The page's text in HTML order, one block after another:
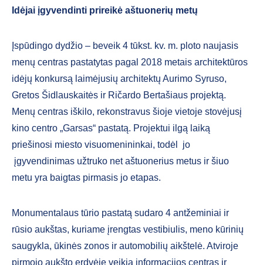
Idėjai įgyvendinti prireikė aštuonerių metų
Įspūdingo dydžio – beveik 4 tūkst. kv. m. ploto naujasis
menų centras pastatytas pagal 2018 metais architektūros
idėjų konkursą laimėjusių architektų Aurimo Syruso,
Gretos Šidlauskaitės ir Ričardo Bertašiaus projektą.
Menų centras iškilo, rekonstravus šioje vietoje stovėjusį
kino centro „Garsas“ pastatą. Projektui ilgą laiką
priešinosi miesto visuomenininkai, todėl jo
įgyvendinimas užtruko net aštuonerius metus ir šiuo
metu yra baigtas pirmasis jo etapas.
Monumentalaus tūrio pastatą sudaro 4 antžeminiai ir
rūsio aukštas, kuriame įrengtas vestibiulis, meno kūrinių
saugykla, ūkinės zonos ir automobilių aikštelė. Atviroje
pirmojo aukšto erdvėje veikia informacijos centras ir